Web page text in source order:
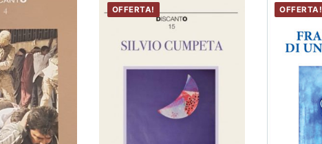
OFFERTA! OFFERTA!